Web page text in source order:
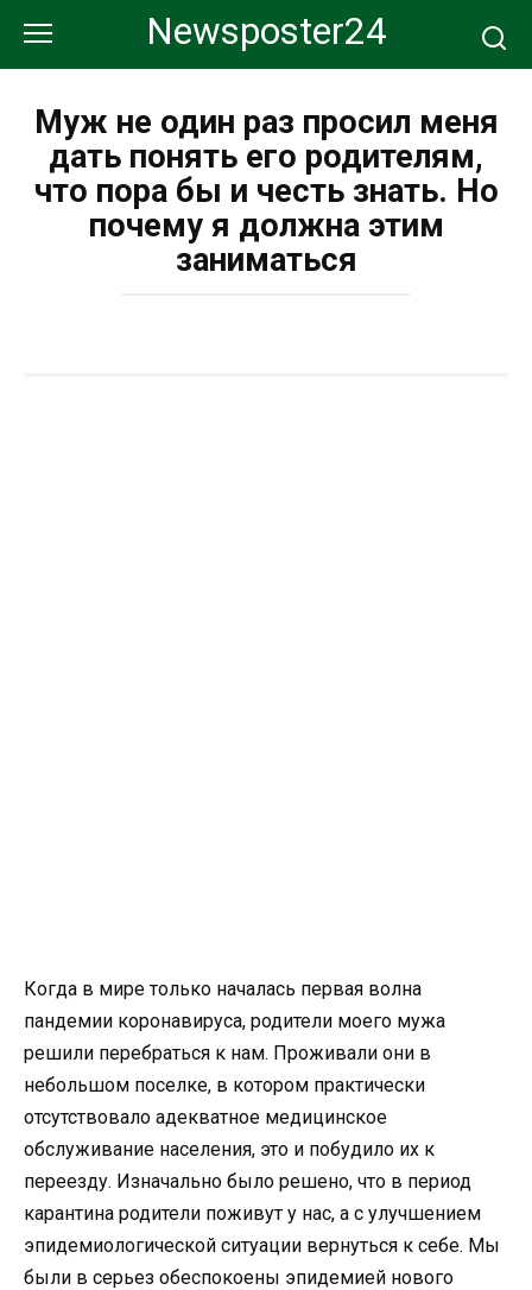
контенту
Newsposter24
Муж не один раз просил меня
дать понять его родителям,
что пора бы и честь знать. Но
почему я должна этим
заниматься
Когда в мире только началась первая волна
пандемии коронавируса, родители моего мужа
решили перебраться к нам. Проживали они в
небольшом поселке, в котором практически
отсутствовало адекватное медицинское
обслуживание населения, это и побудило их к
переезду. Изначально было решено, что в период
карантина родители поживут у нас, а с улучшением
эпидемиологической ситуации вернуться к себе. Мы
были в серьез обеспокоены эпидемией нового